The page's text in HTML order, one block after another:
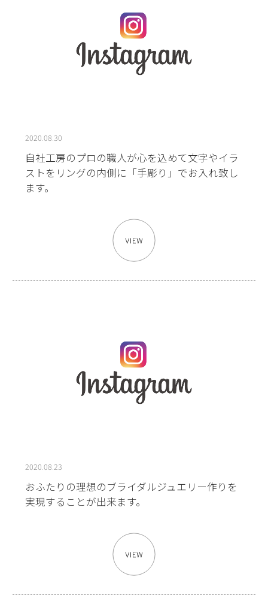
2020.08.30
自社工房のプロの職人が心を込めて文字やイラ
ストをリングの内側に「手彫り」でお入れ致し
ます。
2020.08.23
おふたりの理想のブライダルジュエリー作りを
実現することが出来ます。